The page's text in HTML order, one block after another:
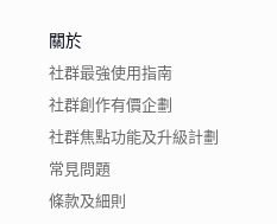
關於
社群最強使用指南
社群創作有價企劃
社群焦點功能及升級計劃
常見問題
條款及細則